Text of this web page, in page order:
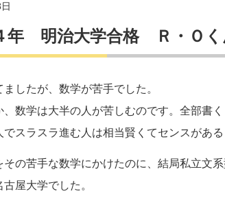
年 明治大学合格 Ｒ・Ｏ
したが、数学が苦手でした。
、数学は大半の人が苦しむのです。全部書
スラスラ進む人は相当賢くてセンスがある
その苦手な数学にかけたのに、結局私立文
屋大学でした。